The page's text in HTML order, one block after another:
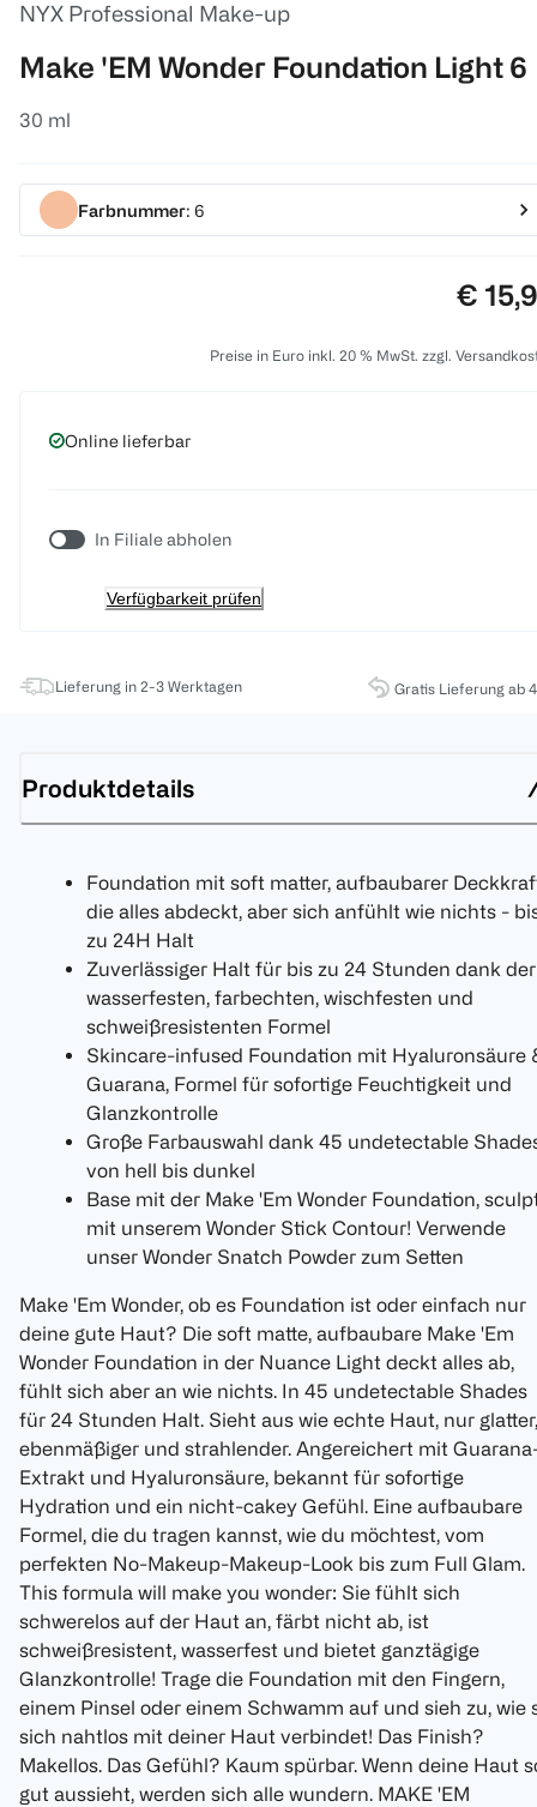
NYX Professional Make-up
Make 'EM Wonder Foundation Light 6
30 ml
Farbnummer: 6
Preis:
€
Preise in Euro inkl. 20 % MwSt. zzgl.
Online lieferbar
In Filiale abholen
Verfügbarkeit prüfen
Lieferung in 2-3 Werktagen Gratis Lieferung ab
Produktdetails
Foundation mit soft matter, aufbaubarer
die alles abdeckt, aber sich anfühlt wie nichts -
zu 24H Halt
Zuverlässiger Halt für bis zu 24 Stunden dank der
wasserfesten, farbechten, wischfesten und
schweißresistenten Formel
Skincare-infused Foundation mit Hyaluronsäure
Guarana, Formel für sofortige Feuchtigkeit und
Glanzkontrolle
Große Farbauswahl dank 45 undetectable
von hell bis dunkel
Base mit der Make 'Em Wonder Foundation,
mit unserem Wonder Stick Contour! Verwende
unser Wonder Snatch Powder zum Setten
Make 'Em Wonder, ob es Foundation ist oder einfach nur
deine gute Haut? Die soft matte, aufbaubare Make 'Em
Wonder Foundation in der Nuance Light deckt alles ab,
fühlt sich aber an wie nichts. In 45 undetectable Shades
für 24 Stunden Halt. Sieht aus wie echte Haut, nur glatter,
ebenmäßiger und strahlender. Angereichert mit
Extrakt und Hyaluronsäure, bekannt für sofortige
Hydration und ein nicht-cakey Gefühl. Eine aufbaubare
Formel, die du tragen kannst, wie du möchtest, vom
perfekten No-Makeup-Makeup-Look bis zum Full Glam.
This formula will make you wonder: Sie fühlt sich
schwerelos auf der Haut an, färbt nicht ab, ist
schweißresistent, wasserfest und bietet ganztägige
Glanzkontrolle! Trage die Foundation mit den Fingern,
einem Pinsel oder einem Schwamm auf und sieh zu, wie
sich nahtlos mit deiner Haut verbindet! Das Finish?
Makellos. Das Gefühl? Kaum spürbar. Wenn deine Haut
gut aussieht, werden sich alle wundern. MAKE 'EM